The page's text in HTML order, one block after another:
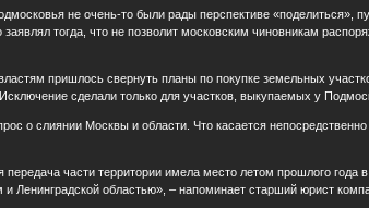
не очень-то были рады перспективе «поделиться»,
заявлял тогда, что не позволит московским чиновникам
пришлось свернуть планы по покупке земельных
сделали только для участков, выкупаемых у
о слиянии Москвы и области. Что касается
передача части территории имела место летом прошлого года
и Ленинградской областью», – напоминает старший юрист